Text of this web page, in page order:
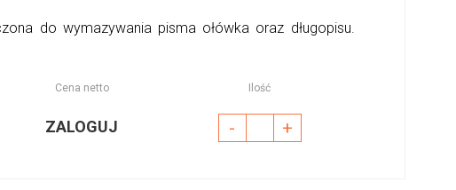
do wymazywania pisma ołówka oraz długopisu.
Cena netto Ilość
ZALOGUJ - +